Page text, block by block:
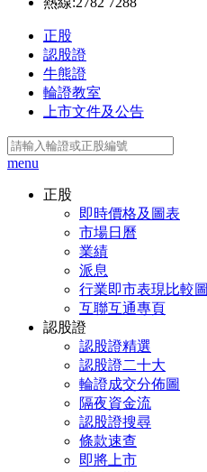
正股
認股證
牛熊證
輪證教室
上市文件及公告
menu
正股
即時價格及圖表
市場日曆
業績
派息
行業即市表現比較圖
互聯互通專頁
認股證
認股證精選
認股證二十大
輪證成交分佈圖
隔夜資金流
認股證搜尋
條款速查
即將上市